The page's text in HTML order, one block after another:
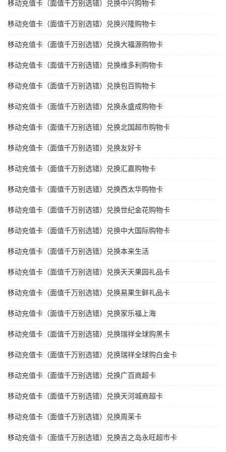
移动充值卡（面值千万别选错）兑换中兴购物卡
移动充值卡（面值千万别选错）兑换兴隆购物卡
移动充值卡（面值千万别选错）兑换大福源购物卡
移动充值卡（面值千万别选错）兑换维多利购物卡
移动充值卡（面值千万别选错）兑换包百购物卡
移动充值卡（面值千万别选错）兑换永盛成购物卡
移动充值卡（面值千万别选错）兑换北国超市购物卡
移动充值卡（面值千万别选错）兑换友好卡
移动充值卡（面值千万别选错）兑换汇嘉购物卡
移动充值卡（面值千万别选错）兑换西太华购物卡
移动充值卡（面值千万别选错）兑换世纪金花购物卡
移动充值卡（面值千万别选错）兑换中大国际购物卡
移动充值卡（面值千万别选错）兑换本来生活
移动充值卡（面值千万别选错）兑换天天果园礼品卡
移动充值卡（面值千万别选错）兑换易果生鲜礼品卡
移动充值卡（面值千万别选错）兑换家乐福上海
移动充值卡（面值千万别选错）兑换瑞祥全球购黑卡
移动充值卡（面值千万别选错）兑换瑞祥全球购白金卡
移动充值卡（面值千万别选错）兑换广百商超卡
移动充值卡（面值千万别选错）兑换天河城商超卡
移动充值卡（面值千万别选错）兑换周茉卡
移动充值卡（面值千万别选错）兑换吉之岛永旺超市卡